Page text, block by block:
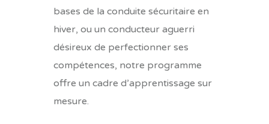
bases de la conduite sécuritaire en
hiver, ou un conducteur aguerri
désireux de perfectionner ses
compétences, notre programme
offre un cadre d’apprentissage sur
mesure.